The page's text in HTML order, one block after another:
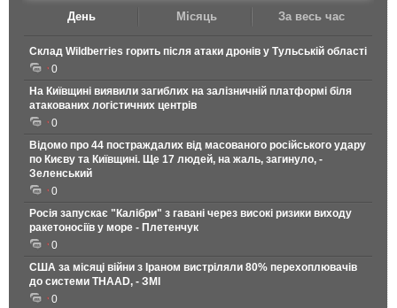
День Місяць За весь час
Склад Wildberries горить після атаки дронів у Тульській області
0
На Київщині виявили загиблих на залізничній платформі біля
атакованих логістичних центрів
0
Відомо про 44 постраждалих від масованого російського удару
по Києву та Київщині. Ще 17 людей, на жаль, загинуло, -
Зеленський
0
Росія запускає "Калібри" з гавані через високі ризики виходу
ракетоносіїв у море - Плетенчук
0
США за місяці війни з Іраном вистріляли 80% перехоплювачів
до системи THAAD, - ЗМІ
0